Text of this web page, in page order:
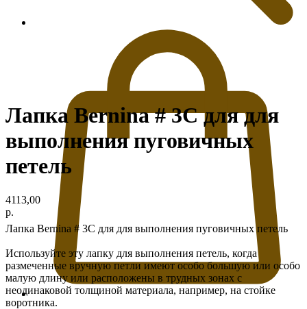
Лапка Bernina # 3C для для
выполнения пуговичных
петель
4113,00
р.
Лапка Bernina # 3C для для выполнения пуговичных петель
Используйте эту лапку для выполнения петель, когда
размеченные вручную петли имеют особо большую или особо
малую длину или расположены в трудных зонах с
неодинаковой толщиной материала, например, на стойке
воротника.